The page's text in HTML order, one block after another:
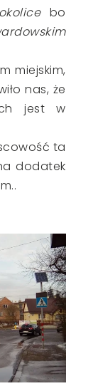
bo
miejskim,
nas, że
jest w
ta
dodatek